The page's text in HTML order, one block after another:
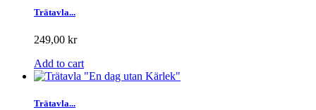
Trätavla...
249,00 kr
Add to cart
Trätavla...